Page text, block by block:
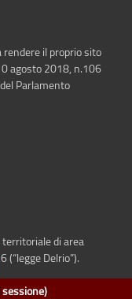
il proprio sito
agosto 2018, n.106
Parlamento
di area
Delrio”).
sessione)